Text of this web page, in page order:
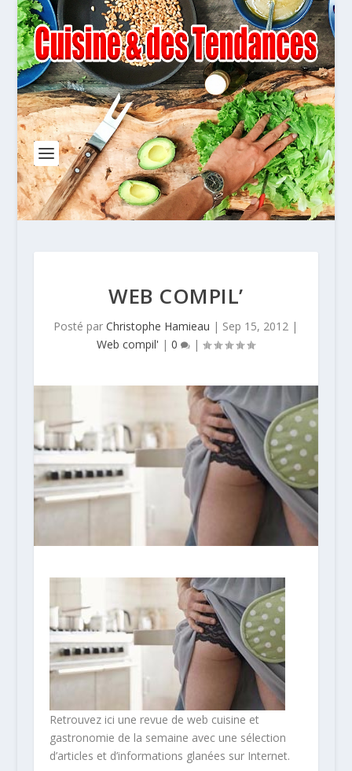
WEB COMPIL’
Posté parChristophe Hamieau | Sep 15, 2012 |
Web compil' |0 |
Retrouvez ici une revue de web cuisine et
gastronomie de la semaine avec une sélection
d’articles et d’informations glanées sur Internet.